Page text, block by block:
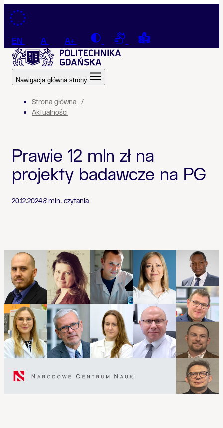
Przejdź do treści
EN A A+ Contrast Connection with a sign
Tekst łatwy do
Nawigacja główna strony
Strona główna
Aktualności
Prawie 12 mln zł na
projekty badawcze na PG
20.12.20248min. czytania